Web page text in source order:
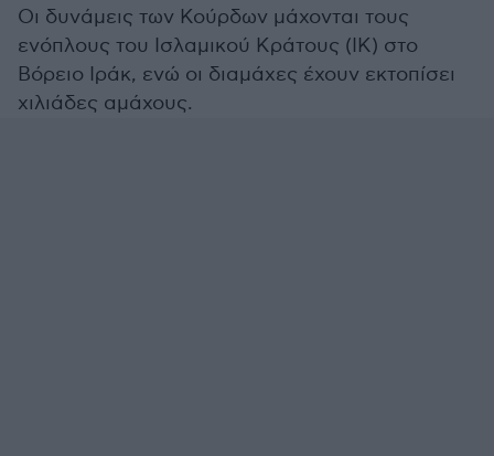
Οι δυνάμεις των Κούρδων μάχονται τους
ενόπλους του Ισλαμικού Κράτους (ΙΚ) στο
Βόρειο Ιράκ, ενώ οι διαμάχες έχουν εκτοπίσει
χιλιάδες αμάχους.